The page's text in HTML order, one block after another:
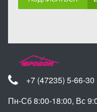
+7 (47235) 5-66-30
Пн-Сб 8:00-18:00, Вс